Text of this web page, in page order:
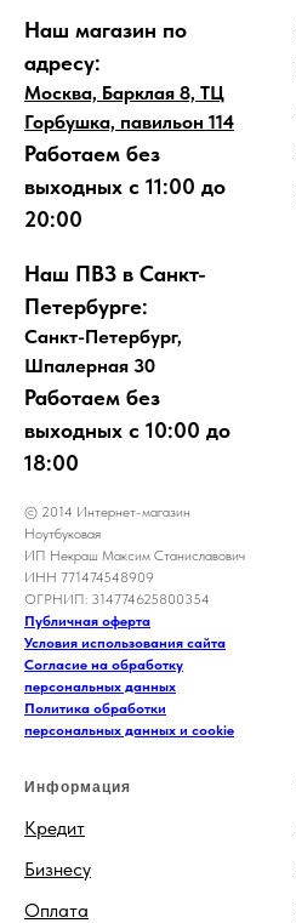
Наш магазин по
адресу:
Москва, Барклая 8, ТЦ
Горбушка, павильон 114
Работаем без
выходных с 11:00 до
20:00
Наш ПВЗ в Санкт-
Петербурге:
Санкт-Петербург,
Шпалерная 30
Работаем без
выходных с 10:00 до
18:00
© 2014 Интернет-магазин
Ноутбуковая
ИП Некраш Максим Станиславович
ИНН 771474548909
ОГРНИП: 314774625800354
Публичная оферта
Условия использования сайта
Согласие на обработку
персональных данных
Политика обработки
персональных данных и cookie
Информация
Кредит
Бизнесу
Оплата